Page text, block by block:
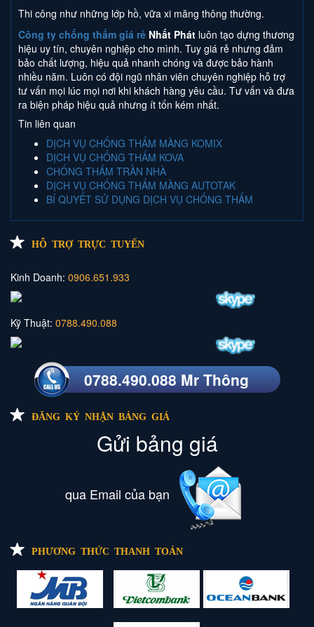
Thi công như những lớp hồ, vữa xi măng thông thường.
Công ty chống thấm giá rẻ Nhất Phát luôn tạo dựng thương
hiệu uy tín, chuyên nghiệp cho mình. Tuy giá rẻ nhưng đảm
bảo chất lượng, hiệu quả nhanh chóng và được bảo hành
nhiều năm. Luôn có đội ngũ nhân viên chuyên nghiệp hỗ trợ
tư vấn mọi lúc mọi nơi khi khách hàng yêu cầu. Tư vấn và đưa
ra biện pháp hiệu quả nhưng ít tốn kém nhất.
Tin liên quan
DỊCH VỤ CHỐNG THẤM MÀNG KOMIX
DỊCH VỤ CHỐNG THẤM KOVA
CHỐNG THẤM TRẦN NHÀ
DỊCH VỤ CHỐNG THẤM MÀNG AUTOTAK
BÍ QUYẾT SỬ DỤNG DỊCH VỤ CHỐNG THẤM
HỖ TRỢ TRỰC TUYẾN
Kinh Doanh: 0906.651.933
Kỹ Thuật: 0788.490.088
0788.490.088 Mr Thông
ĐĂNG KÝ NHẬN BẢNG GIÁ
Gửi bảng giá
qua Email của bạn
PHƯƠNG THỨC THANH TOÁN